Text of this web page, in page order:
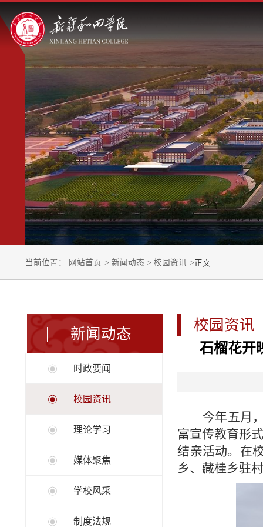
当前位置： 网站首页 > 新闻动态 > 校园资讯 > 正文
新闻动态
时政要闻
校园资讯
理论学习
媒体聚焦
学校风采
制度法规
校园资讯
石榴花开
今年五月
富宣传教育形
结亲活动。在
乡、藏桂乡驻